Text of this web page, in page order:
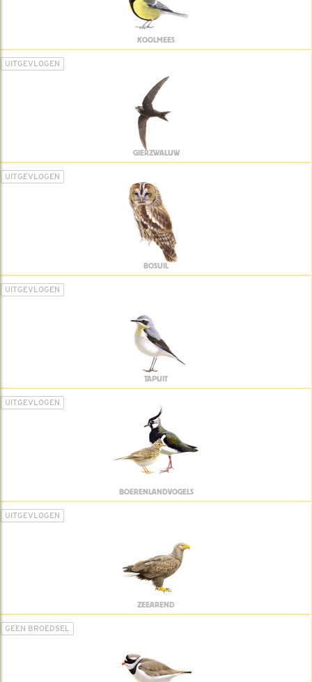
KOOLMEES
UITGEVLOGEN
GIERZWALUW
UITGEVLOGEN
BOSUIL
UITGEVLOGEN
TAPUIT
UITGEVLOGEN
BOERENLANDVOGELS
UITGEVLOGEN
ZEEAREND
GEEN BROEDSEL